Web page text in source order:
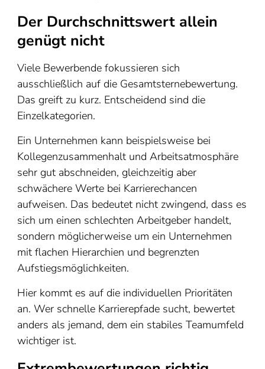
Der Durchschnittswert allein
genügt nicht
Viele Bewerbende fokussieren sich
ausschließlich auf die Gesamtsternebewertung.
Das greift zu kurz. Entscheidend sind die
Einzelkategorien.
Ein Unternehmen kann beispielsweise bei
Kollegenzusammenhalt und Arbeitsatmosphäre
sehr gut abschneiden, gleichzeitig aber
schwächere Werte bei Karrierechancen
aufweisen. Das bedeutet nicht zwingend, dass es
sich um einen schlechten Arbeitgeber handelt,
sondern möglicherweise um ein Unternehmen
mit flachen Hierarchien und begrenzten
Aufstiegsmöglichkeiten.
Hier kommt es auf die individuellen Prioritäten
an. Wer schnelle Karrierepfade sucht, bewertet
anders als jemand, dem ein stabiles Teamumfeld
wichtiger ist.